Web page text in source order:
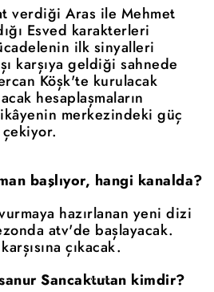
verdiği Aras ile Mehmet
Esved karakterleri
ilk sinyalleri
karşıya geldiği sahnede
Köşk'te kurulacak
hesaplaşmaların
merkezindeki güç
başlıyor, hangi kanalda?
hazırlanan yeni dizi
atv'de başlayacak.
çıkacak.
Sancaktutan kimdir?